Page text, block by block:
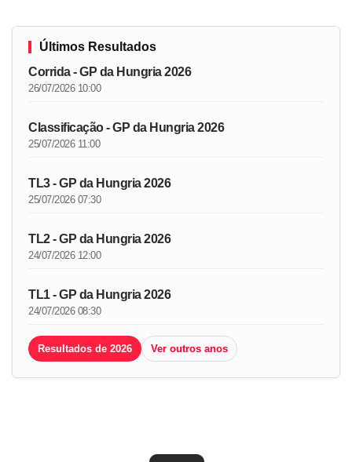
Últimos Resultados
Corrida - GP da Hungria 2026
26/07/2026 10:00
Classificação - GP da Hungria 2026
25/07/2026 11:00
TL3 - GP da Hungria 2026
25/07/2026 07:30
TL2 - GP da Hungria 2026
24/07/2026 12:00
TL1 - GP da Hungria 2026
24/07/2026 08:30
Resultados de 2026 Ver outros anos